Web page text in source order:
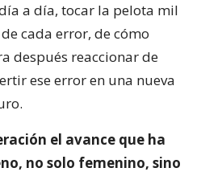
a día, tocar la pelota mil
cada error, de cómo
después reaccionar de
ese error en una nueva
el avance que ha
no solo femenino, sino